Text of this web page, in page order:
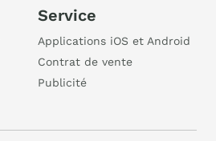
Service
Applications iOS et Android
Contrat de vente
Publicité